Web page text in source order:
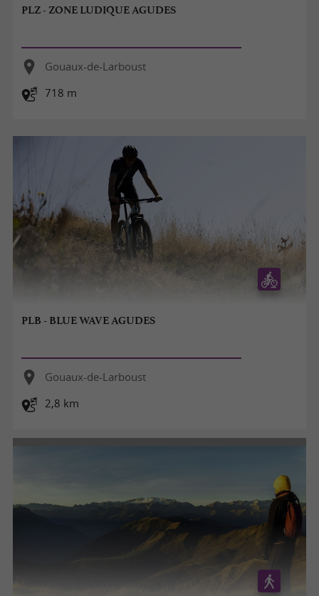
PLZ - ZONE LUDIQUE AGUDES
Gouaux-de-Larboust
718 m
PLB - BLUE WAVE AGUDES
Gouaux-de-Larboust
2,8 km